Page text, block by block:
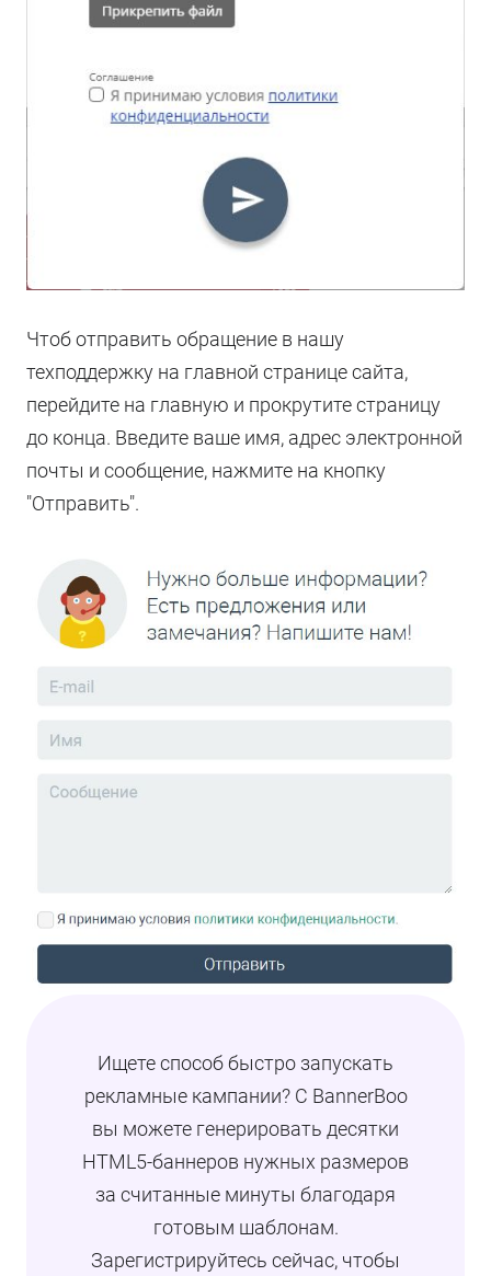
Чтоб отправить обращение в нашу
техподдержку на главной странице сайта,
перейдите на главную и прокрутите страницу
до конца. Введите ваше имя, адрес электронной
почты и сообщение, нажмите на кнопку
"Отправить".
Ищете способ быстро запускать
рекламные кампании? С BannerBoo
вы можете генерировать десятки
HTML5-баннеров нужных размеров
за считанные минуты благодаря
готовым шаблонам.
Зарегистрируйтесь сейчас, чтобы